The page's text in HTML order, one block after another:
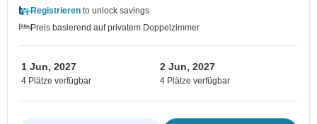
Registrieren to unlock savings
Preis basierend auf privatem Doppelzimmer
1 Jun, 2027
4 Plätze verfügbar
2 Jun, 2027
4 Plätze verfügbar